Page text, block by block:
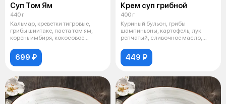
Суп Том Ям
440 г
Кальмар, креветки тигровые,
грибы шиитаке, паста том ям,
корень имбиря, кокосовое
699 ₽
Крем суп грибной
400 г
Куриный бульон, грибы
шампиньоны, картофель, лук
репчатый, сливочное масло,
449 ₽